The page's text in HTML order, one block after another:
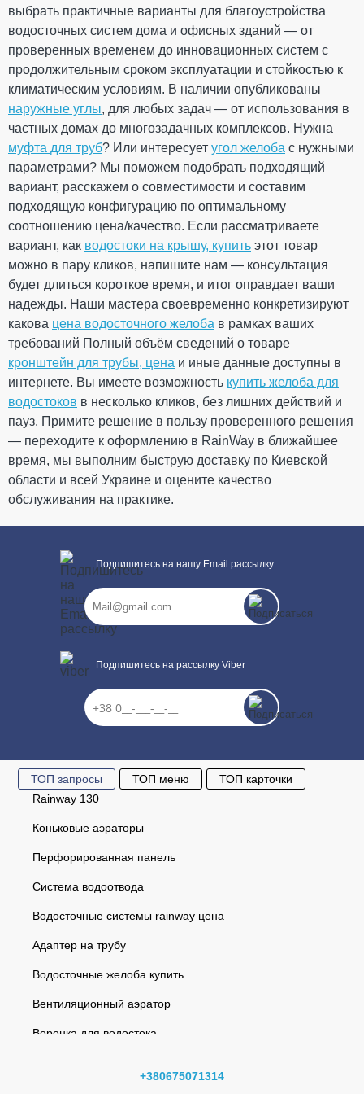
использования
60°С
Температура для
монтажа
от + 5°С
Устойчивость к УФ-
излучению
Устойчивый
Гарантия
10 лет
Европейский
стандарт
EN 12200-1:2016
Сертификат
соответствия
Сертифицирован
Рейтинг
Отвод одномуфтовый 67°
100 мм (RAINWAY 130)
красный
На складе
291.60
грн
-15% Скидка 43.74
грн
247.86 грн
КУПИТЬ
выбрать практичные варианты для благоустройства
водосточных систем дома и офисных зданий — от
проверенных временем до инновационных систем с
продолжительным сроком эксплуатации и стойкостью к
климатическим условиям. В наличии опубликованы
наружные углы, для любых задач — от использования в
частных домах до многозадачных комплексов. Нужна
муфта для труб? Или интересует угол желоба с нужными
параметрами? Мы поможем подобрать подходящий
вариант, расскажем о совместимости и составим
подходящую конфигурацию по оптимальному
соотношению цена/качество. Если рассматриваете
вариант, как водостоки на крышу, купить этот товар
можно в пару кликов, напишите нам — консультация
будет длиться короткое время, и итог оправдает ваши
надежды. Наши мастера своевременно конкретизируют
какова цена водосточного желоба в рамках ваших
требований Полный объём сведений о товаре
кронштейн для трубы, цена и иные данные доступны в
интернете. Вы имеете возможность купить желоба для
водостоков в несколько кликов, без лишних действий и
пауз. Примите решение в пользу проверенного решения
— переходите к оформлению в RainWay в ближайшее
время, мы выполним быструю доставку по Киевской
области и всей Украине и оцените качество
обслуживания на практике.
Подпишитесь на нашу Email рассылку
Подпишитесь на рассылку Viber
ТОП запросы ТОП меню
ТОП карточки
Rainway 130
Коньковые аэраторы
Перфорированная панель
Система водоотвода
Водосточные системы rainway цена
Адаптер на трубу
Водосточные желоба купить
Вентиляционный аэратор
Воронка для водостока
Воронка желоба красная 120мм GIZA
+380675071314